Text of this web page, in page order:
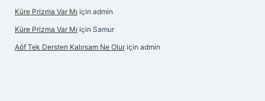
Küre Prizma Var Mı için admin
Küre Prizma Var Mı için Samur
Aöf Tek Dersten Kalırsam Ne Olur için admin